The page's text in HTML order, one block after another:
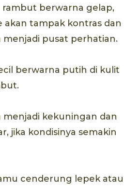
rambut berwarna gelap,
akan tampak kontras dan
pusat perhatian.
berwarna putih di kulit
menjadi kekuningan dan
jika kondisinya semakin
cenderung lepek atau